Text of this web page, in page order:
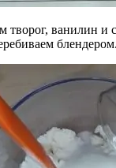
творог, ванилин и
блендером.